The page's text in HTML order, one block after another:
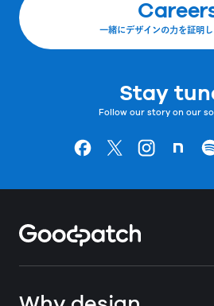
一緒にデザインの力を証明
Stay
Follow our story on our
Goodpatchの
ページ
Goodpatchの
ページ
Goodpatchの
ページ ペー